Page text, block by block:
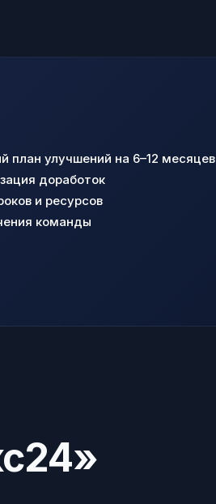
план улучшений на 6–12 месяцев
доработок
и ресурсов
команды